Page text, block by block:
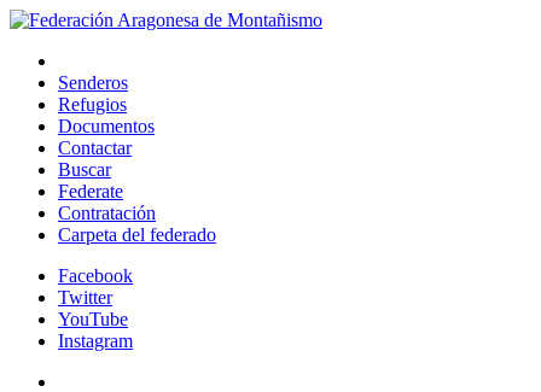
Senderos
Refugios
Documentos
Contactar
Buscar
Federate
Contratación
Carpeta del federado
Facebook
Twitter
YouTube
Instagram